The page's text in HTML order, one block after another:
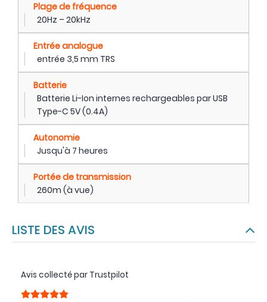
Plage de fréquence
20Hz – 20kHz
Entrée analogue
entrée 3,5 mm TRS
Batterie
Batterie Li-Ion internes rechargeables par USB
Type-C 5V (0.4A)
Autonomie
Jusqu'à 7 heures
Portée de transmission
260m (à vue)
LISTE DES AVIS
Avis collecté par Trustpilot